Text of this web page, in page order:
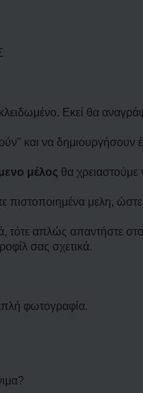
Εκεί θα
και να δημιουργήσουν
μέλος θα χρειαστούμε
πιστοποιημένα μελη,
τότε απλώς απαντήστε
σας σχετικά.
φωτογραφία.